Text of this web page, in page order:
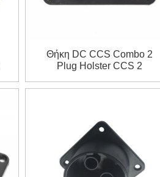
Θήκη DC CCS Combo 2
Plug Holster CCS 2